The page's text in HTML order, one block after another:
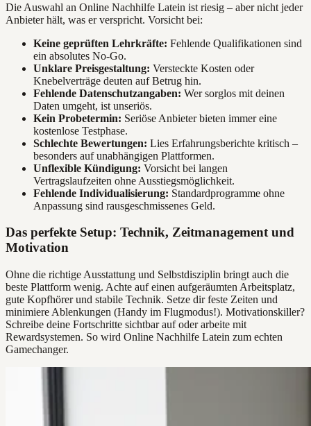
Die Auswahl an Online Nachhilfe Latein ist riesig – aber nicht jeder
Anbieter hält, was er verspricht. Vorsicht bei:
Keine geprüften Lehrkräfte: Fehlende Qualifikationen sind
ein absolutes No-Go.
Unklare Preisgestaltung: Versteckte Kosten oder
Knebelverträge deuten auf Betrug hin.
Fehlende Datenschutzangaben: Wer sorglos mit deinen
Daten umgeht, ist unseriös.
Kein Probetermin: Seriöse Anbieter bieten immer eine
kostenlose Testphase.
Schlechte Bewertungen: Lies Erfahrungsberichte kritisch –
besonders auf unabhängigen Plattformen.
Unflexible Kündigung: Vorsicht bei langen
Vertragslaufzeiten ohne Ausstiegsmöglichkeit.
Fehlende Individualisierung: Standardprogramme ohne
Anpassung sind rausgeschmissenes Geld.
Das perfekte Setup: Technik, Zeitmanagement und
Motivation
Ohne die richtige Ausstattung und Selbstdisziplin bringt auch die
beste Plattform wenig. Achte auf einen aufgeräumten Arbeitsplatz,
gute Kopfhörer und stabile Technik. Setze dir feste Zeiten und
minimiere Ablenkungen (Handy im Flugmodus!). Motivationskiller?
Schreibe deine Fortschritte sichtbar auf oder arbeite mit
Rewardsystemen. So wird Online Nachhilfe Latein zum echten
Gamechanger.